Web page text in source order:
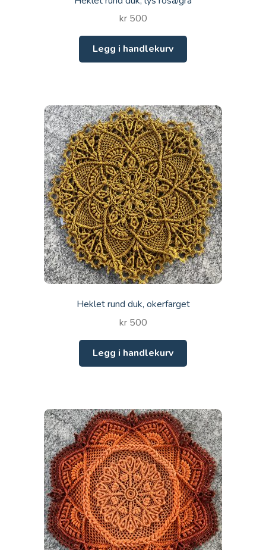
kr500
Legg i handlekurv
Heklet rund duk, okerfarget
kr500
Legg i handlekurv